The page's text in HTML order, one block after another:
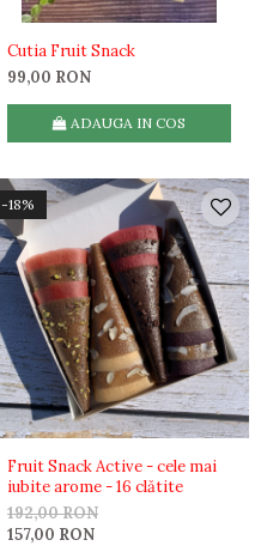
Cutia Fruit Snack
99,00 RON
ADAUGA IN COS
-18%
Fruit Snack Active - cele mai
iubite arome - 16 clătite
192,00 RON
157,00 RON